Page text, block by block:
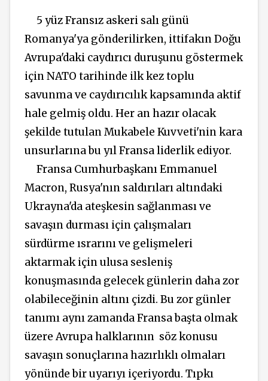
5 yüz Fransız askeri salı günü
Romanya'ya gönderilirken, ittifakın Doğu
Avrupa'daki caydırıcı duruşunu göstermek
için NATO tarihinde ilk kez toplu
savunma ve caydırıcılık kapsamında aktif
hale gelmiş oldu. Her an hazır olacak
şekilde tutulan Mukabele Kuvveti'nin kara
unsurlarına bu yıl Fransa liderlik ediyor.
Fransa Cumhurbaşkanı Emmanuel
Macron, Rusya'nın saldırıları altındaki
Ukrayna'da ateşkesin sağlanması ve
savaşın durması için çalışmaları
sürdürme ısrarını ve gelişmeleri
aktarmak için ulusa sesleniş
konuşmasında gelecek günlerin daha zor
olabileceğinin altını çizdi. Bu zor günler
tanımı aynı zamanda Fransa başta olmak
üzere Avrupa halklarının söz konusu
savaşın sonuçlarına hazırlıklı olmaları
yönünde bir uyarıyı içeriyordu. Tıpkı